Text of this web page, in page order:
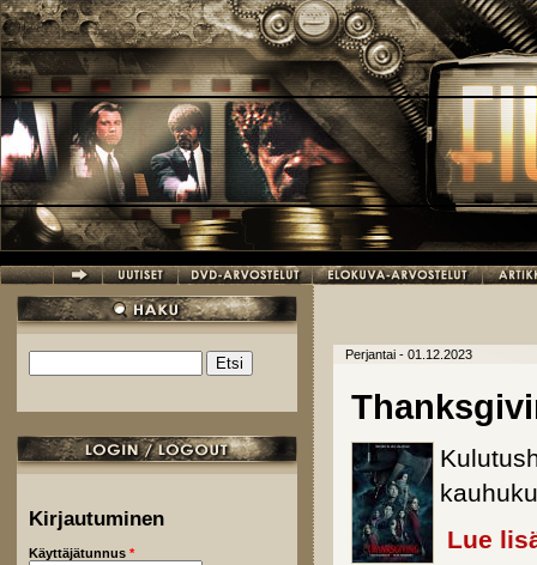
Hyppää pääsisältöön
Hakulomake
Kirjautuminen
Käyttäjätunnus *
Perjantai - 01.12.2023
Lue